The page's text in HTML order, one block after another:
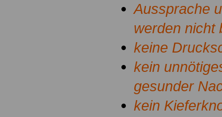
Aussprache
werden nicht
keine
kein
gesunder
kein